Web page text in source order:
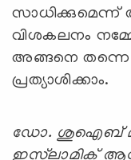
സാധിക്കുമെന്ന്
വിശകലനം
അങ്ങനെ തന്നെ
പ്രത്യാശിക്കാം.
ഡോ. ശുഐബ്
ഇസ്‌ലാമിക്